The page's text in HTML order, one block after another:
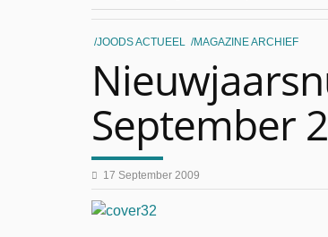
“Besnijdenisdebat toont hoe
CITYTRIP | ROEMENIË –
“Vandaag zit elke Jood in
JOODS ACTUEEL MAGAZINE ARCHIEF
September
17 September 2009